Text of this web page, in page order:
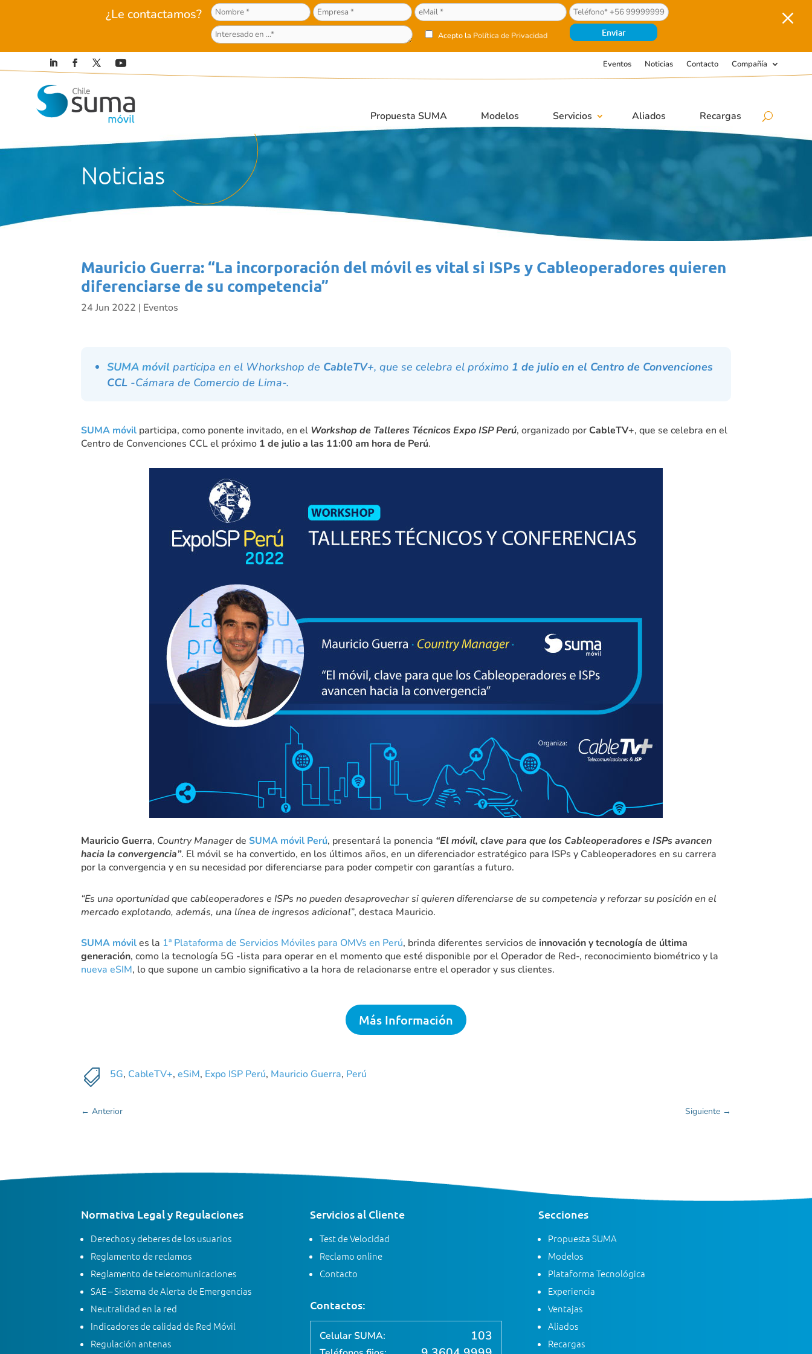
¿Le contactamos?
Acepto la Política de Privacidad
M
Eventos Noticias Contacto Compañía
Propuesta SUMA Modelos Servicios Aliados Recargas
Noticias
Mauricio Guerra: “La incorporación del móvil es vital si ISPs y Cableoperadores quieren
diferenciarse de su competencia”
24 Jun 2022 | Eventos
SUMA móvil participa en el Whorkshop de CableTV+, que se celebra el próximo 1 de julio en el Centro de Convenciones
CCL -Cámara de Comercio de Lima-.
SUMA móvil participa, como ponente invitado, en el Workshop de Talleres Técnicos Expo ISP Perú, organizado por CableTV+, que se celebra en el
Centro de Convenciones CCL el próximo 1 de julio a las 11:00 am hora de Perú.
Mauricio Guerra, Country ManagerdeSUMA móvil Perú, presentará la ponencia “El móvil, clave para que los Cableoperadores e ISPs avancen
hacia la convergencia”. El móvil se ha convertido, en los últimos años, en un diferenciador estratégico para ISPs y Cableoperadores en su carrera
por la convergencia y en su necesidad por diferenciarse para poder competir con garantías a futuro.
“Es una oportunidad que cableoperadores e ISPs no pueden desaprovechar si quieren diferenciarse de su competencia y reforzar su posición en el
mercado explotando, además, una línea de ingresos adicional”, destaca Mauricio.
SUMA móviles la 1ª Plataforma de Servicios Móviles para OMVs en Perú, brinda diferentes servicios de innovación y tecnología de última
generación, como la tecnología 5G -lista para operar en el momento que esté disponible por el Operador de Red-, reconocimiento biométrico y la
nueva eSIM, lo que supone un cambio significativo a la hora de relacionarse entre el operador y sus clientes.
Más Información
 5G, CableTV+, eSiM, Expo ISP Perú, Mauricio Guerra, Perú
←Anterior Siguiente→
Normativa Legal y Regulaciones
Derechos y deberes de los usuarios
Reglamento de reclamos
Reglamento de telecomunicaciones
SAE – Sistema de Alerta de Emergencias
Neutralidad en la red
Indicadores de calidad de Red Móvil
Regulación antenas
Servicios al Cliente
Test de Velocidad
Reclamo online
Contacto
Contactos:
Celular SUMA: 103
Secciones
Propuesta SUMA
Modelos
Plataforma Tecnológica
Experiencia
Ventajas
Aliados
Recargas